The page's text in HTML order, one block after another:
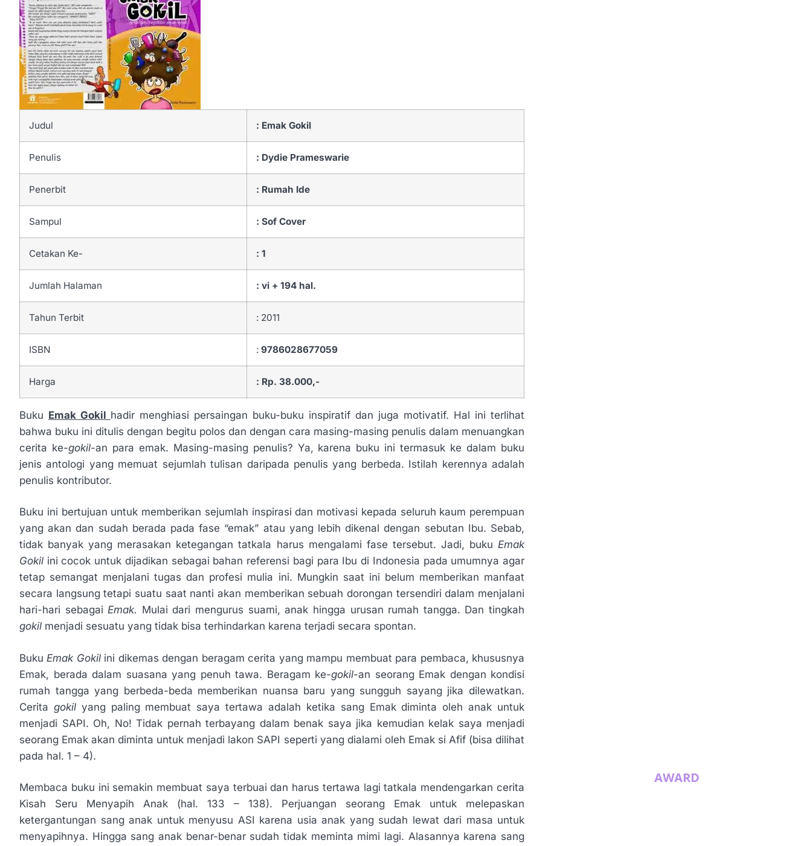
Judul : Emak Gokil
Penulis : Dydie Prameswarie
Penerbit : Rumah Ide
Sampul : Sof Cover
Cetakan Ke- : 1
Jumlah Halaman : vi + 194 hal.
Tahun Terbit : 2011
ISBN : 9786028677059
Harga : Rp. 38.000,-
Buku Emak Gokil hadir menghiasi persaingan buku-buku inspiratif dan juga motivatif. Hal ini terlihat
bahwa buku ini ditulis dengan begitu polos dan dengan cara masing-masing penulis dalam menuangkan
cerita ke-gokil­-an para emak. Masing-masing penulis? Ya, karena buku ini termasuk ke dalam buku
jenis antologi yang memuat sejumlah tulisan daripada penulis yang berbeda. Istilah kerennya adalah
penulis kontributor.
Buku ini bertujuan untuk memberikan sejumlah inspirasi dan motivasi kepada seluruh kaum perempuan
yang akan dan sudah berada pada fase “emak” atau yang lebih dikenal dengan sebutan Ibu. Sebab,
tidak banyak yang merasakan ketegangan tatkala harus mengalami fase tersebut. Jadi, buku Emak
Gokil ini cocok untuk dijadikan sebagai bahan referensi bagi para Ibu di Indonesia pada umumnya agar
tetap semangat menjalani tugas dan profesi mulia ini. Mungkin saat ini belum memberikan manfaat
secara langsung tetapi suatu saat nanti akan memberikan sebuah dorongan tersendiri dalam menjalani
hari-hari sebagaiEmak. Mulai dari mengurus suami, anak hingga urusan rumah tangga. Dan tingkah
gokil menjadi sesuatu yang tidak bisa terhindarkan karena terjadi secara spontan.
Buku Emak Gokil ini dikemas dengan beragam cerita yang mampu membuat para pembaca, khususnya
Emak, berada dalam suasana yang penuh tawa. Beragam ke-gokil-an seorang Emak dengan kondisi
rumah tangga yang berbeda-beda memberikan nuansa baru yang sungguh sayang jika dilewatkan.
Cerita gokil yang paling membuat saya tertawa adalah ketika sang Emak diminta oleh anak untuk
menjadi SAPI. Oh, No! Tidak pernah terbayang dalam benak saya jika kemudian kelak saya menjadi
seorang Emak akan diminta untuk menjadi lakon SAPI seperti yang dialami oleh Emak si Afif (bisa dilihat
pada hal. 1 – 4).
Membaca buku ini semakin membuat saya terbuai dan harus tertawa lagi tatkala mendengarkan cerita
Kisah Seru Menyapih Anak (hal. 133 – 138). Perjuangan seorang Emak untuk melepaskan
ketergantungan sang anak untuk menyusu ASI karena usia anak yang sudah lewat dari masa untuk
menyapihnya. Hingga sang anak benar-benar sudah tidak meminta mimi lagi. Alasannya karena sang
AWARD